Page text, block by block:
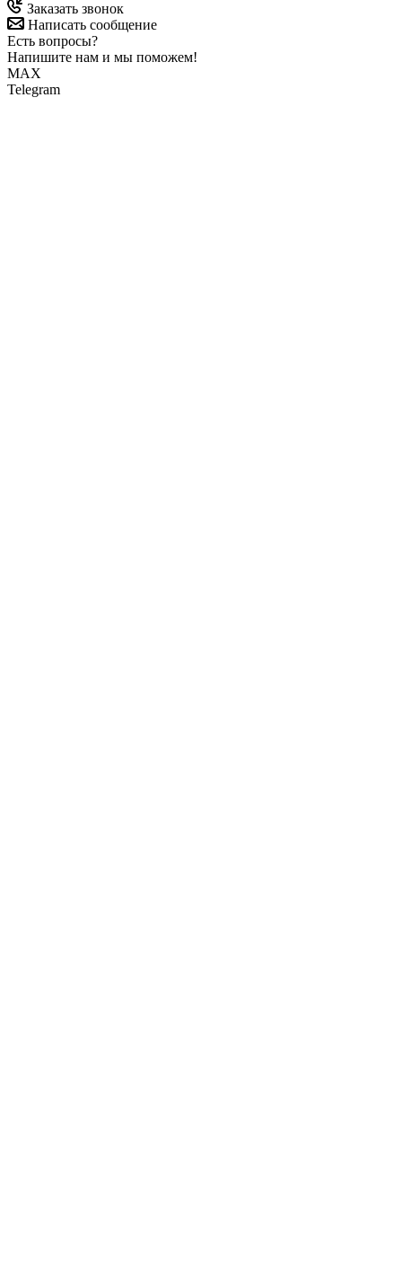
Заказать звонок
Написать сообщение
Есть вопросы?
Напишите нам и мы поможем!
MAX
Telegram